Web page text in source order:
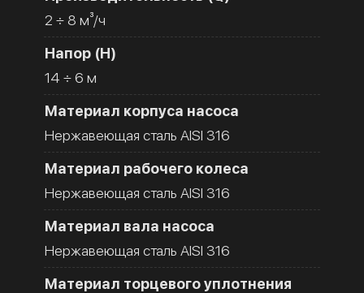
2 ÷ 8 м³/ч
Напор (H)
14 ÷ 6 м
Материал корпуса насоса
Нержавеющая сталь AISI 316
Материал рабочего колеса
Нержавеющая сталь AISI 316
Материал вала насоса
Нержавеющая сталь AISI 316
Материал торцевого уплотнения